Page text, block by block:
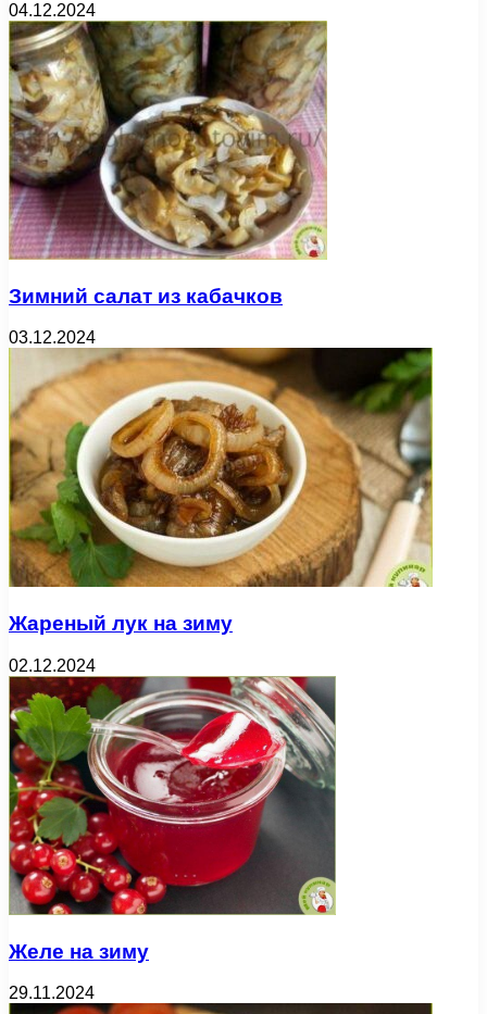
04.12.2024
Зимний салат из кабачков
03.12.2024
Жареный лук на зиму
02.12.2024
Желе на зиму
29.11.2024